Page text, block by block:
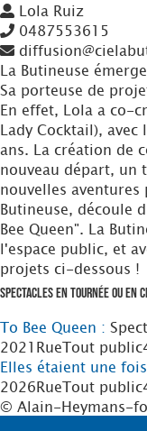
Lola Ruiz
0487553615
La Butineuse
Sa porteuse de
En effet, Lola a co-
Lady Cocktail),
ans. La création de
nouveau départ, un
nouvelles
Butineuse, découle
Bee Queen". La
l'espace public, et
projets ci-dessous !
Spectacles en tournée ou en
To Bee Queen :
2021 RueTout public
Elles étaient une
2026RueTout public
© Alain-Heymans-